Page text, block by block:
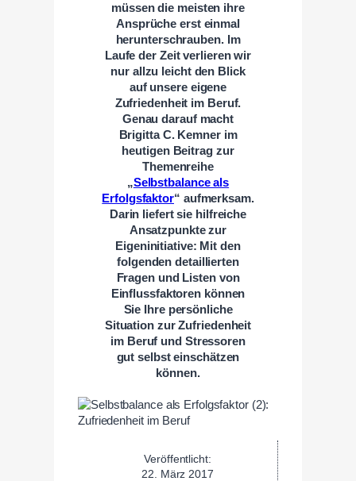
müssen die meisten ihre
Ansprüche erst einmal
herunterschrauben. Im
Laufe der Zeit verlieren wir
nur allzu leicht den Blick
auf unsere eigene
Zufriedenheit im Beruf.
Genau darauf macht
Brigitta C. Kemner im
heutigen Beitrag zur
Themenreihe
„Selbstbalance als
Erfolgsfaktor“ aufmerksam.
Darin liefert sie hilfreiche
Ansatzpunkte zur
Eigeninitiative: Mit den
folgenden detaillierten
Fragen und Listen von
Einflussfaktoren können
Sie Ihre persönliche
Situation zur Zufriedenheit
im Beruf und Stressoren
gut selbst einschätzen
können.
Veröffentlicht:
22. März 2017